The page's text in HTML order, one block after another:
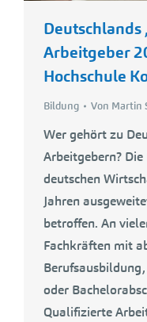
Deutschlands
Arbeitgeber
Hochschule
Bildung Von Martin
Wer gehört zu
Arbeitgebern?
deutschen
Jahren
betroffen. An
Fachkräften mit
oder
Qualifizierte